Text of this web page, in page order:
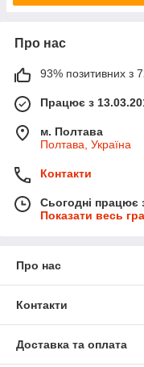
Про нас
93% позитивних з
Працює з
м. Полтава
Полтава, Україна
Контакти
Сьогодні працює
Показати весь
Про нас
Контакти
Доставка та оплата